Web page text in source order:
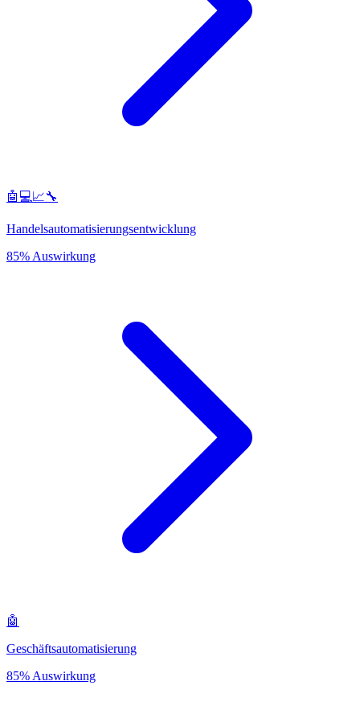
🤖💻📈🔧
Handelsautomatisierungsentwicklung
85% Auswirkung
🤖
Geschäftsautomatisierung
85% Auswirkung